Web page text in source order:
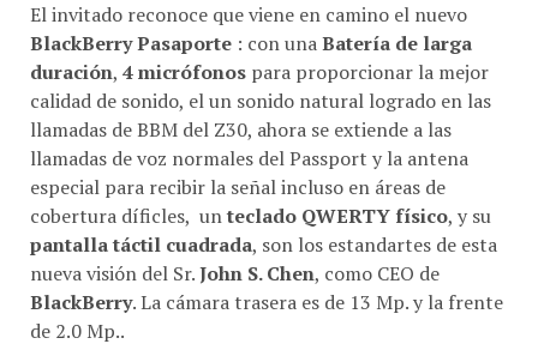
El invitado reconoce que viene en camino el nuevo
BlackBerry Pasaporte : con unaBatería de larga
duración, 4 micrófonos para proporcionar la mejor
calidad de sonido, el un sonido natural logrado en las
llamadas de BBM del Z30, ahora se extiende a las
llamadas de voz normales del Passport y la antena
especial para recibir la señal incluso en áreas de
cobertura díficles, unteclado QWERTY físico, y su
pantalla táctil cuadrada, son los estandartes de esta
nueva visión del Sr.John S. Chen, como CEO de
BlackBerry. La cámara trasera es de 13 Mp. y la frente
de 2.0 Mp..